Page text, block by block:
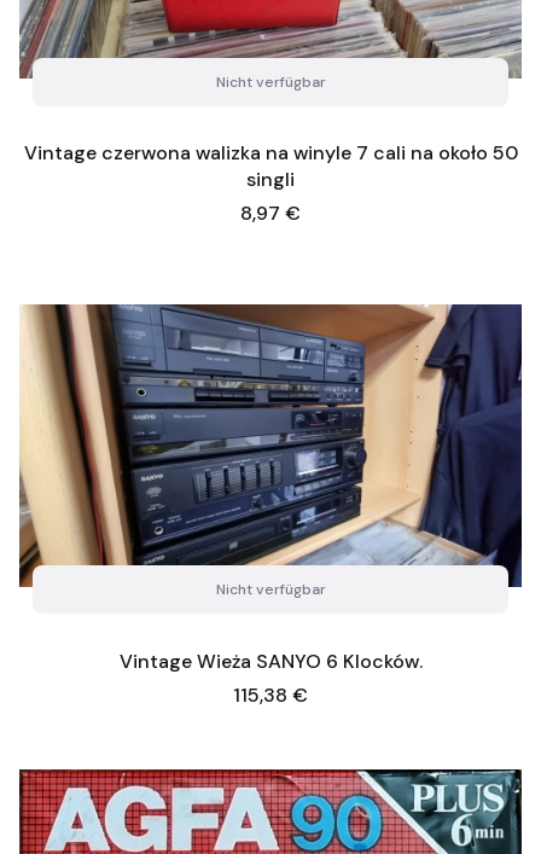
Nicht verfügbar
Vintage czerwona walizka na winyle 7 cali na około 50
singli
Preis
8,97 €
Nicht verfügbar
Vintage Wieża SANYO 6 Klocków.
Preis
115,38 €